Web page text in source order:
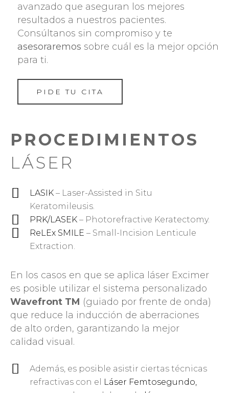
avanzado que aseguran los mejores
resultados a nuestros pacientes.
Consúltanos sin compromiso y te
asesoraremos sobre cuál es la mejor opción
para ti.
PIDE TU CITA
PROCEDIMIENTOS
LÁSER
LASIK – Laser-Assisted in Situ
Keratomileusis.
PRK/LASEK – Photorefractive Keratectomy.
ReLEx SMILE – Small-Incision Lenticule
Extraction.
En los casos en que se aplica láser Excimer
es posible utilizar el sistema personalizado
Wavefront TM (guiado por frente de onda)
que reduce la inducción de aberraciones
de alto orden, garantizando la mejor
calidad visual.
Además, es posible asistir ciertas técnicas
refractivas con el
Láser Femtosegundo,